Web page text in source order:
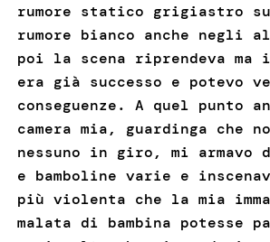
rumore statico grigiastro
rumore bianco anche negli
poi la scena riprendeva
era già successo e potevo
conseguenze. A quel punto
camera mia, guardinga che
nessuno in giro, mi
e bamboline varie e
più violenta che la mia
malata di bambina potesse